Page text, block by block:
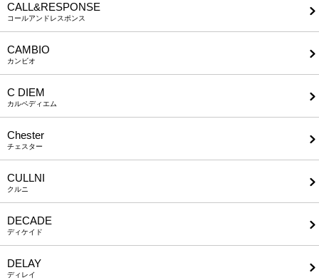
CALL&RESPONSE
コールアンドレスポンス
CAMBIO
カンビオ
C DIEM
カルペディエム
Chester
チェスター
CULLNI
クルニ
DECADE
ディケイド
DELAY
ディレイ